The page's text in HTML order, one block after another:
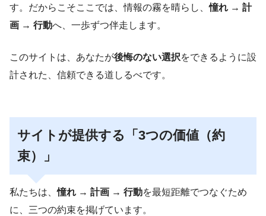
す。だからこそここでは、情報の霧を晴らし、憧れ → 計
画 → 行動へ、一歩ずつ伴走します。
このサイトは、あなたが後悔のない選択をできるように設
計された、信頼できる道しるべです。
サイトが提供する「3つの価値（約
束）」
私たちは、憧れ → 計画 → 行動を最短距離でつなぐため
に、三つの約束を掲げています。